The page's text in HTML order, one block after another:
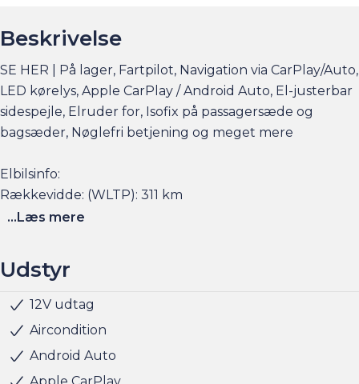
Beskrivelse
SE HER | På lager, Fartpilot, Navigation via CarPlay/Auto,
LED kørelys, Apple CarPlay / Android Auto, El-justerbar
sidespejle, Elruder for, Isofix på passagersæde og
bagsæder, Nøglefri betjening og meget mere
Elbilsinfo:
Rækkevidde: (WLTP): 311 km
Hjemmeladning: 11 kw (ca. 4 timer)
Se flere billeder, få et overblik over totalomkostninger
og faktorers påvirkning på rækkevidden på am.dk
Husk at booke en forudgående aftale her eller via
am.dk - så er bilen gjort klar, når du kommer, og der er
...Læs mere
Udstyr
12V udtag
Aircondition
Android Auto
Radio
Servo
Udvendig temperaturmåler
USB stik
Alufælge
LED kørelys
LED baglygter
Justerbart rat
Kopholder
Stofindtræk
Touch-skærm
ABS
Airbag
Antispin
ESP
Isofix
4 sæder
Håndfri telefon
Infocenter